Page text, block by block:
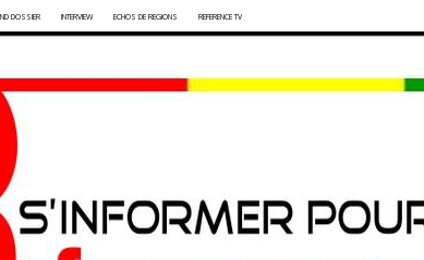
DOSSIER INTERVIEW ECHOS DE REGIONS REFERENCE TV